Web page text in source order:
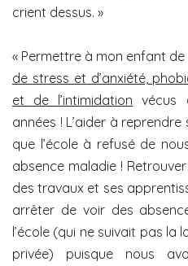
crient dessus. »
« Permettre à mon enfant
de stress et d’anxiété,
et de l’intimidation vécus
années ! L’aider à
que l’école à refusé de
absence maladie !
des travaux et ses
arrêter de voir des
l’école (qui ne suivait pas la
privée) puisque nous